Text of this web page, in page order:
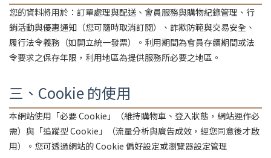
您的資料將用於：訂單處理與配送、會員服務與購物紀錄管理、行
銷活動與優惠通知（您可隨時取消訂閱）、詐欺防範與交易安全、
履行法令義務（如開立統一發票）。利用期間為會員存續期間或法
令要求之保存年限，利用地區為提供服務所必要之地區。
三、Cookie 的使用
本網站使用「必要 Cookie」（維持購物車、登入狀態，網站運作必
需）與「追蹤型 Cookie」（流量分析與廣告成效，經您同意後才啟
用）。您可透過網站的 Cookie 偏好設定或瀏覽器設定管理